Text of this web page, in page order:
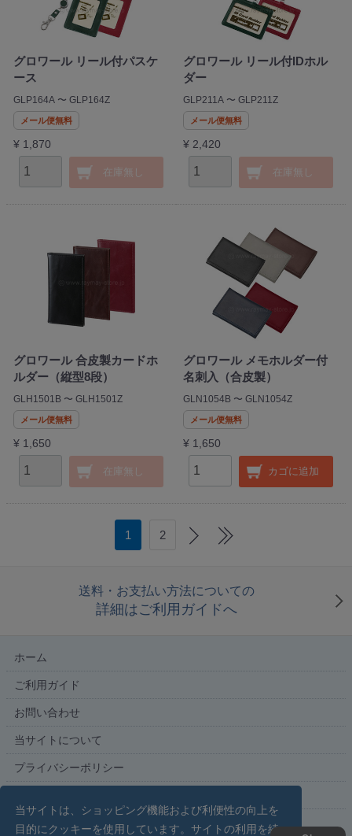
当サイトは、ショッピング機能および利便性の向上を
目的にクッキーを使用しています。サイトの利用を続
グロワール リール付パスケ
ース
GLP164A 〜 GLP164Z
メール便無料
¥ 1,870
在庫無し
グロワール リール付IDホル
ダー
GLP211A 〜 GLP211Z
メール便無料
¥ 2,420
在庫無し
グロワール 合皮製カードホ
ルダー（縦型8段）
GLH1501B 〜 GLH1501Z
メール便無料
¥ 1,650
在庫無し
グロワール メモホルダー付
名刺入（合皮製）
GLN1054B 〜 GLN1054Z
メール便無料
¥ 1,650
カゴに追加
1 2
送料・お支払い方法についての
詳細はご利用ガイドへ
ホーム
ご利用ガイド
お問い合わせ
当サイトについて
プライバシーポリシー